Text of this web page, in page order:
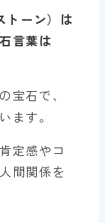
トーン）は
石言葉は
宝石で、
ます。
定感やコ
間関係を